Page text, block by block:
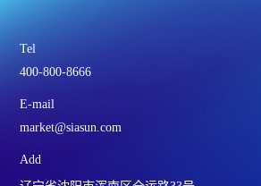
Tel
400-800-8666
E-mail
market@siasun.com
Add